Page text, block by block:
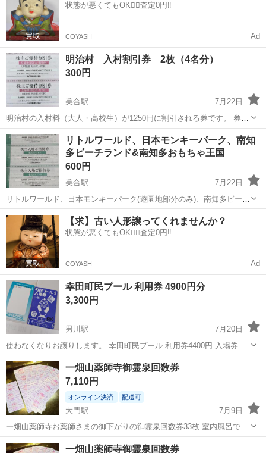
南知多ビーチランド状態が悪くてもOK🙆‍♀️査定0円‼️
COYASH Ad
明治村 入村割引券 2枚（4名分）
300円
美合駅
7月22日
明治村の入村料（大人・高校生）が1250円に割引される券です。 券1
枚で同時に2名様まで利用可能です。 通常大人1名の入村料2500円なの
でお得に楽しめます。 1枚(2名様分)ご希望の場合は、200円にてお願い
します。 有...
愛知 岡崎市 美合駅 テーマパーク/遊園地 明治村
リトルワールド、日本モンキーパーク、南知
多ビーチランド&南知多おもちゃ王国
600円
美合駅
7月22日
リトルワールド、日本モンキーパーク(遊園地部分のみ)、南知多ビーチ
ランド&南知多おもちゃ王国入場招待券 本券1枚で1名様1施設に入場で
きます。 1枚600円です。 有効期限 2027年7月15日 ※利用除外日2027
年5...
愛知 岡崎市 美合駅 テーマパーク/遊園地
南知多ビーチランド
【求】古い人形譲ってくれませんか？
状態が悪くてもOK🙆‍♀️査定0円‼️
COYASH Ad
幸田町民プール 利用券 4900円分
3,300円
男川駅
7月20日
使わなくなりお譲りします。 幸田町民プール 利用券4400円 入場券 大
人男性 500円相当 現金手渡しです。
愛知 岡崎市 男川駅 プリペイドカード
一畑山薬師寺御霊泉回数券
7,110円
オンライン決済 配送可
大門駅
7月9日
一畑山薬師寺お薬師さまの御下がりの御霊泉回数券33枚 室内風呂です
が大きな窓から露天風呂気分味わえる季節折々の景色もすごくいい。
通常はご祈祷してから御下がりの湯をいただく。 飲める温泉 30枚は
愛知 岡崎市 大門駅 プリペイドカード
一畑山薬師寺御霊泉回数券